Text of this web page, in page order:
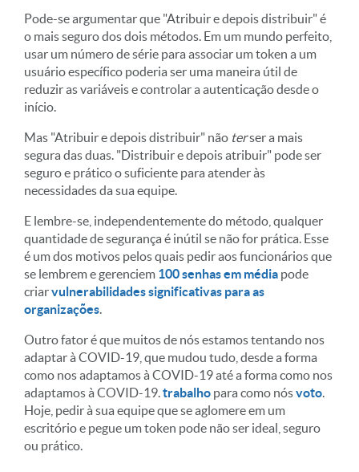
Pode-se argumentar que "Atribuir e depois distribuir" é
o mais seguro dos dois métodos. Em um mundo perfeito,
usar um número de série para associar um token a um
usuário específico poderia ser uma maneira útil de
reduzir as variáveis e controlar a autenticação desde o
início.
Mas "Atribuir e depois distribuir" não terser a mais
segura das duas. "Distribuir e depois atribuir" pode ser
seguro e prático o suficiente para atender às
necessidades da sua equipe.
E lembre-se, independentemente do método, qualquer
quantidade de segurança é inútil se não for prática. Esse
é um dos motivos pelos quais pedir aos funcionários que
se lembrem e gerenciem 100 senhas em média pode
criarvulnerabilidades significativas para as
organizações
Outro fator é que muitos de nós estamos tentando nos
adaptar à COVID-19, que mudou tudo, desde a forma
como nos adaptamos à COVID-19 até a forma como nos
adaptamos à COVID-19. trabalho para como nósvoto
Hoje, pedir à sua equipe que se aglomere em um
escritório e pegue um token pode não ser ideal, seguro
ou prático.